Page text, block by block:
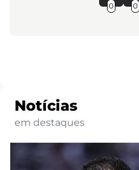
0 0
Notícias
em destaques